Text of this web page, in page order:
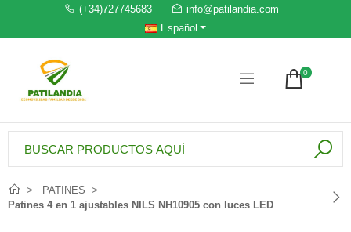
(+34)727745683
info@patilandia.com
Español
0
PATINES
Patines 4 en 1 ajustables NILS NH10905 con luces LED